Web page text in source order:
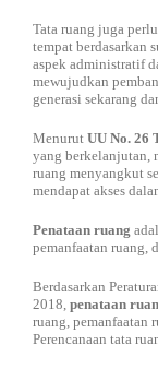
Tata ruang juga
tempat berdasarkan
aspek administratif
mewujudkan
generasi sekarang
Menurut UU No. 26
yang berkelanjutan,
ruang menyangkut
mendapat akses
Penataan ruang
pemanfaatan ruang,
Berdasarkan
2018, penataan
ruang, pemanfaatan
Perencanaan tata